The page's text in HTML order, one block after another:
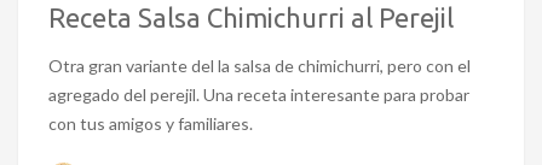
Receta Salsa Chimichurri al Perejil
Otra gran variante del la salsa de chimichurri, pero con el
agregado del perejil. Una receta interesante para probar
con tus amigos y familiares.